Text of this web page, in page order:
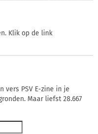
Klik op de link
vers PSV E-zine in je
Maar liefst 28.667